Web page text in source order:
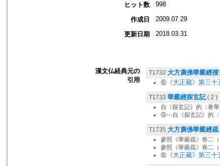
ヒット数
998
作成日 2009.07.29
更新日期 2018.03.31
漢文仏経典元の
引用
T1732 大方廣佛華嚴經
⑮ 《大正藏》第三
T1733 華嚴經探玄記( 2 )
自《探玄記》的〈卷
⑨⋯自《探玄記》的〈
T1735 大方廣佛華嚴經疏
參照《華嚴疏》卷二（
參照《華嚴疏》卷二（
⑮ 《大正藏》第三